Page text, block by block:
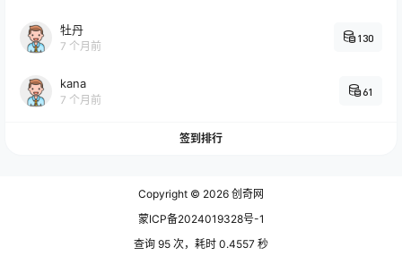
牡丹
7 个月前
130
kana
7 个月前
61
签到排行
Copyright © 2026 创奇网
蒙ICP备2024019328号-1
查询 95 次，耗时 0.4557 秒